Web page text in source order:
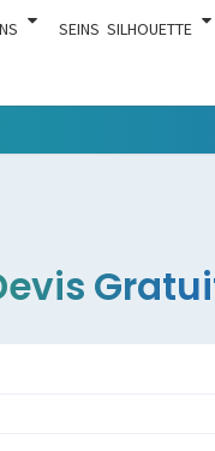
SEINS SILHOUETTE
Ce